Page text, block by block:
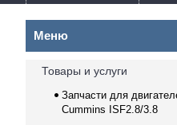
Товары и услуги
Запчасти для
Cummins ISF2.8/3.8